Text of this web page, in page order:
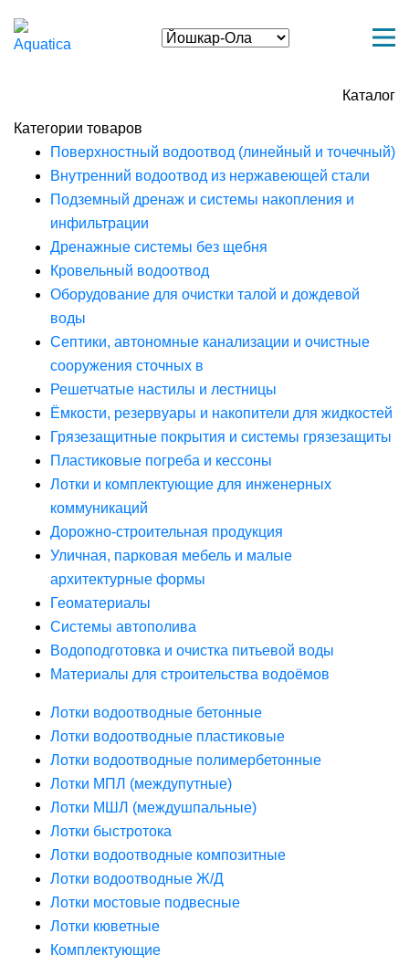
Каталог
Категории товаров
Поверхностный водоотвод (линейный и точечный)
Внутренний водоотвод из нержавеющей стали
Подземный дренаж и системы накопления и
инфильтрации
Дренажные системы без щебня
Кровельный водоотвод
Оборудование для очистки талой и дождевой
воды
Септики, автономные канализации и очистные
сооружения сточных в
Решетчатые настилы и лестницы
Ёмкости, резервуары и накопители для жидкостей
Грязезащитные покрытия и системы грязезащиты
Пластиковые погреба и кессоны
Лотки и комплектующие для инженерных
коммуникаций
Дорожно-строительная продукция
Уличная, парковая мебель и малые
архитектурные формы
Геоматериалы
Системы автополива
Водоподготовка и очистка питьевой воды
Материалы для строительства водоёмов
Лотки водоотводные бетонные
Лотки водоотводные пластиковые
Лотки водоотводные полимербетонные
Лотки МПЛ (междупутные)
Лотки МШЛ (междушпальные)
Лотки быстротока
Лотки водоотводные композитные
Лотки водоотводные Ж/Д
Лотки мостовые подвесные
Лотки кюветные
Комплектующие